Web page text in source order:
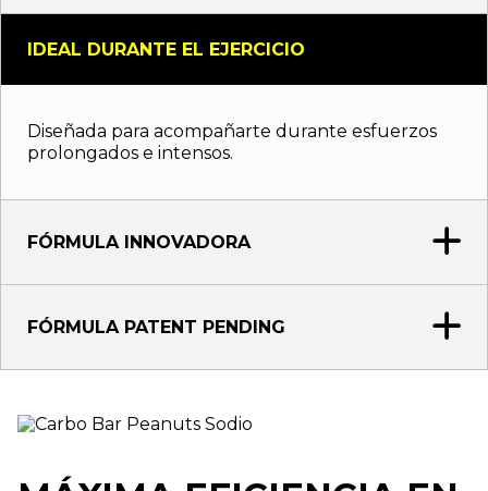
IDEAL DURANTE EL EJERCICIO
Diseñada para acompañarte durante esfuerzos
prolongados e intensos.
FÓRMULA INNOVADORA
FÓRMULA PATENT PENDING